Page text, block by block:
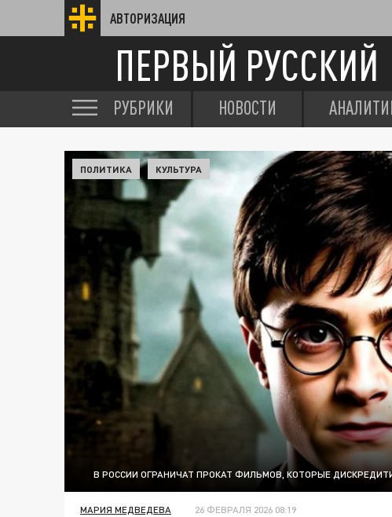
АВТОРИЗАЦИЯ
ПЕРВЫЙ РУССКИЙ
РУБРИКИ НОВОСТИ
В РОССИИ ОГРАНИЧАТ ПРОКАТ ФИЛЬМОВ, КОТОРЫЕ
ПОЛИТИКА КУЛЬТУРА
МАРИЯ МЕДВЕДЕВА 26 ФЕВРАЛЯ 2026 08:19